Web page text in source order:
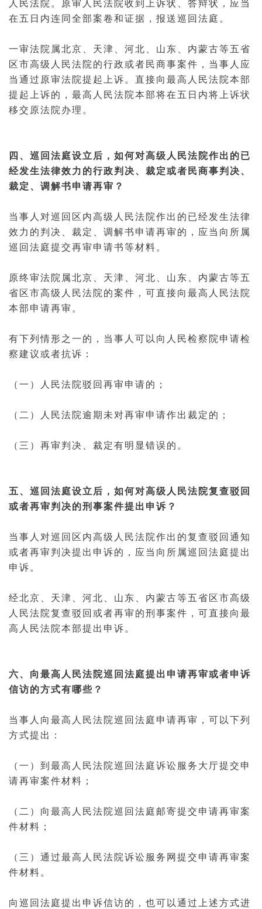
人民法院。原审人民法院收到上诉状、答辩状 ，应当
在五日内连同全部案卷和证据 ，报送巡回法庭。
一审法院属北京、天津、河北、山东、内蒙古等五省
区市高级人民法院的行政或者民商事案件，当事人应
当通过原审法院提起上诉。直接向最高人民法院本部
提起上诉的，最高人民法院本部将在五日内将上诉状
移交原法院办理。
四、巡回法庭设立后，如何对高级人民法院作出的已
经发生法律效力的行政判决、裁定或者民商事判决、
裁定、调解书申请再审？
当事人对巡回区内高级人民法院作出的已经发生法律
效力的判决、裁定、调解书申请再审的，应当向所属
巡回法庭提交再审申请书等材料。
原终审法院属北京、天津、河北、山东、内蒙古等五
省区市高级人民法院的案件，可直接向最高人民法院
本部申请再审。
有下列情形之一的，当事人可以向人民检察院 申请检
察建议或者抗诉：
（一）人民法院驳回再审申请的；
（二）人民法院逾期未对再审申请作出裁定的；
（三）再审判决、裁定有明显错误的。
五、巡回法庭设立后，如何对高级人民法院复查驳回
或者再审判决的刑事案件提出申诉？
当事人对巡回区内高级人民法院作出的复查驳回通知
或者再审判决提出申诉的，应当向所属巡回法庭提出
申诉。
经北京、天津、河北、山东、内蒙古等五省区市高级
人民法院复查驳回或者再审的刑事案件 ，可直接向最
高人民法院本部提出申诉。
六、向最高人民法院巡回法庭提出申请再审或者申诉
信访的方式有哪些？
当事人向最高人民法院巡回法庭申请再审，可以下列
方式提出：
（一）到最高人民法院巡回法庭诉讼服务 大厅提交申
请再审案件材料；
（二）向最高人民法院巡回法庭邮寄提交申请再审案
件材料；
（三）通过最高人民法院诉讼服务网提交申请再审案
件材料。
向巡回法庭提出申诉信访的，也可以通过上述方式进